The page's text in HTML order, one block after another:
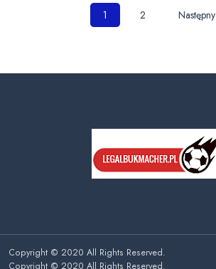
Nawigacja
1 2 Następny
Copyright © 2020 All Rights Reserved.
Copyright © 2020 All Rights Reserved.